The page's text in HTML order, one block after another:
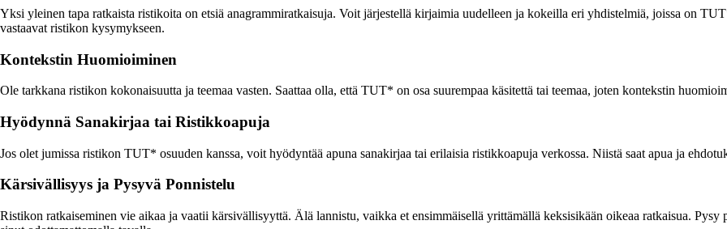
Yksi yleinen tapa ratkaista ristikoita on etsiä anagrammiratkaisuja. Voit järjestellä kirjaimia uudelleen ja kokeilla eri yhdistelmiä, joissa on
vastaavat ristikon kysymykseen.
Kontekstin Huomioiminen
Ole tarkkana ristikon kokonaisuutta ja teemaa vasten. Saattaa olla, että TUT* on osa suurempaa käsitettä tai teemaa, joten kontekstin
Hyödynnä Sanakirjaa tai Ristikkoapuja
Jos olet jumissa ristikon TUT* osuuden kanssa, voit hyödyntää apuna sanakirjaa tai erilaisia ristikkoapuja verkossa. Niistä saat apua ja
Kärsivällisyys ja Pysyvä Ponnistelu
Ristikon ratkaiseminen vie aikaa ja vaatii kärsivällisyyttä. Älä lannistu, vaikka et ensimmäisellä yrittämällä keksisikään oikeaa ratkaisua.